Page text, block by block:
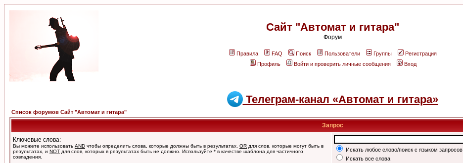
Сайт "Автомат и гитара"
Форум
Правила FAQ Поиск Пользователи Группы
Регистрация
Профиль
Войти и проверить личные сообщения Вход
Телеграм-канал «Автомат и гитара»
Список форумов Сайт "Автомат и гитара"
Запрос
Ключевые слова:
Вы можете использовать AND чтобы определить слова, которые должны быть в результатах, OR для слов, которые могут быть в
результатах, и NOT для слов, которых в результатах быть не должно. Используйте * в качестве шаблона для частичного
совпадения.
Искать любое слово/поиск с языком запросов
Искать все слова